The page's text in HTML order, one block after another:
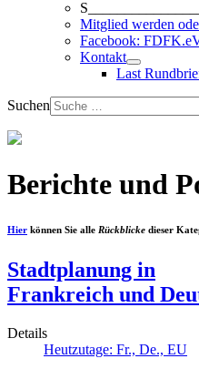
Mitglied werden
Facebook:
Kontakt
Last
Suchen
Berichte und
Hier können Sie alle Rückblicke dieser
Stadtplanung in
Frankreich und
Details
Heutzutage: Fr., De., EU